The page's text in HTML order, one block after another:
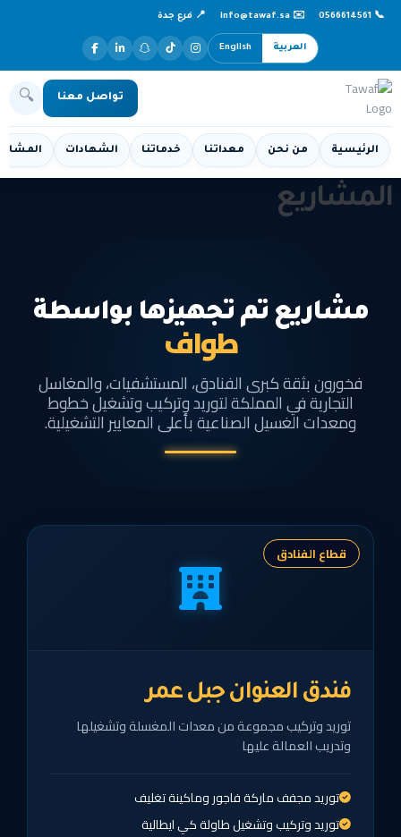
📞 0566614561
✉️ info@tawaf.sa 📍 فرع جدة
العربية English
تواصل معنا 🔍
الرئيسية من نحن معداتنا خدماتنا الشهادات
المشاريع
مشاريع تم تجهيزها بواسطة
طواف
فخورون بثقة كبرى الفنادق، المستشفيات، والمغاسل
التجارية في المملكة لتوريد وتركيب وتشغيل خطوط
ومعدات الغسيل الصناعية بأعلى المعايير التشغيلية.
قطاع الفنادق
فندق العنوان جبل عمر
توريد وتركيب مجموعة من معدات المغسلة وتشغيلها
وتدريب العمالة عليها
توريد مجفف ماركة فاجور وماكينة تغليف
توريد وتركيب وتشغيل طاولة كي ايطالية